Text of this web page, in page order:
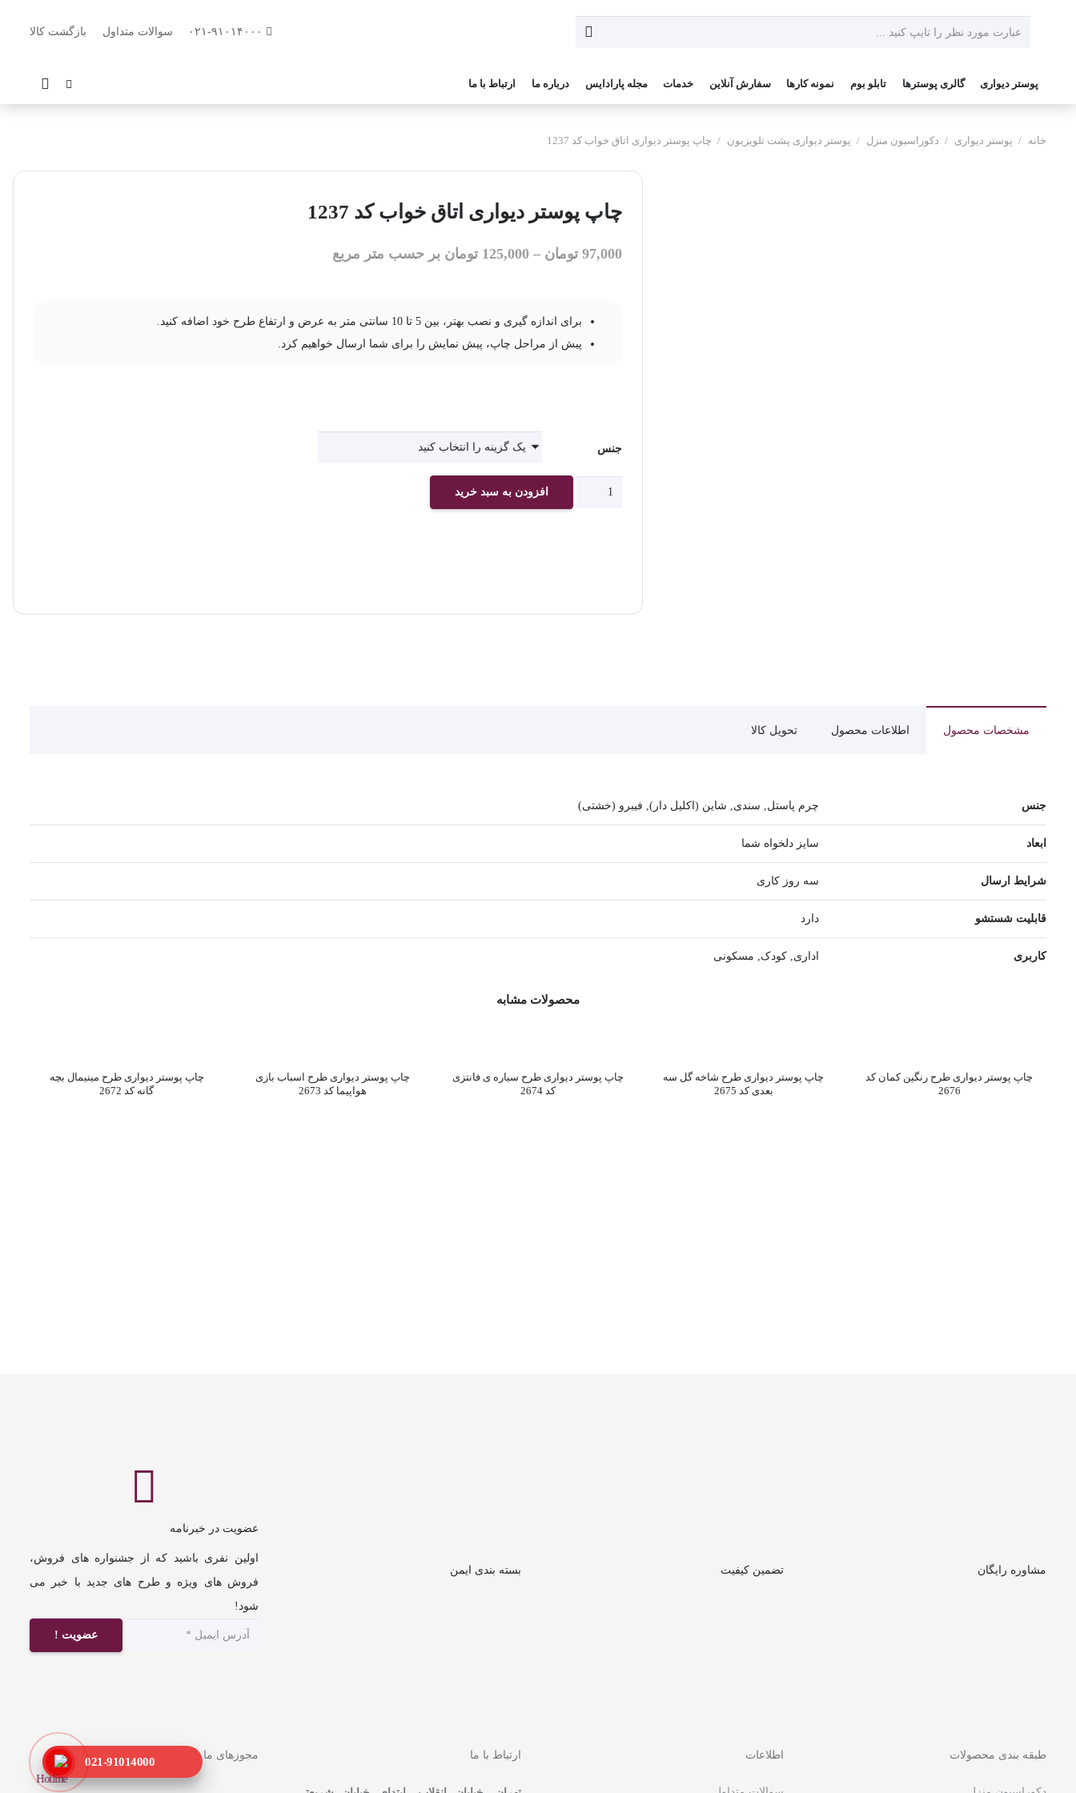
سوالات متداول بازگشت کالا
پوستر دیواری گالری پوسترها تابلو بوم نمونه کارها سفارش آنلاین خدمات مجله پارادایس درباره ما ارتباط با ما
خانه / پوستر دیواری / دکوراسیون منزل / پوستر دیواری پشت تلویزیون / چاپ پوستر دیواری اتاق خواب کد 1237
چاپ پوستر دیواری اتاق خواب کد 1237
97,000 تومان –
125,000 تومان بر حسب متر مربع
برای اندازه گیری و نصب بهتر، بین 5 تا 10 سانتی متر به عرض و ارتفاع طرح خود اضافه کنید.
پیش از مراحل چاپ، پیش نمایش را برای شما ارسال خواهیم کرد.
جنس
چاپ
افزودن به سبد خرید
مشخصات محصول اطلاعات محصول تحویل کالا
جنس چرم پاستل, سندی, شاین (اکلیل دار), فیبرو (خشتی)
ابعاد سایز دلخواه شما
شرایط ارسال سه روز کاری
قابلیت شستشو دارد
کاربری اداری, کودک, مسکونی
محصولات مشابه
چاپ پوستر دیواری طرح رنگین کمان کد
2676
چاپ پوستر دیواری طرح شاخه گل سه
بعدی کد 2675
چاپ پوستر دیواری طرح سیاره ی فانتزی
کد 2674
چاپ پوستر دیواری طرح اسباب بازی
هواپیما کد 2673
چاپ پوستر دیواری طرح مینیمال بچه
گانه کد 2672
مشاوره رایگان تضمین کیفیت بسته بندی ایمن
عضویت در خبرنامه
اولین نفری باشید که از جشنواره های فروش،
فروش های ویژه و طرح های جدید با خبر می
شود!
عضویت !
طبقه بندی محصولات اطلاعات ارتباط با ما مجوزهای ما
021-91014000